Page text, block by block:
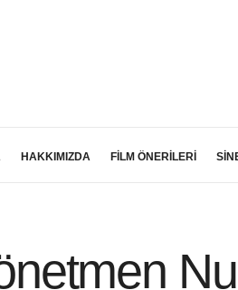
HAKKIMIZDA FİLM ÖNERİLERİ